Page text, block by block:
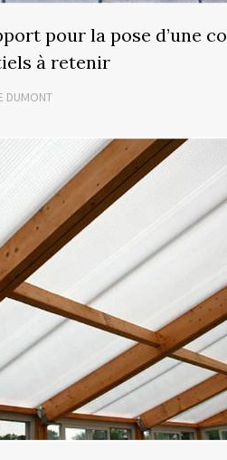
pour la pose d’une
à retenir
DUMONT